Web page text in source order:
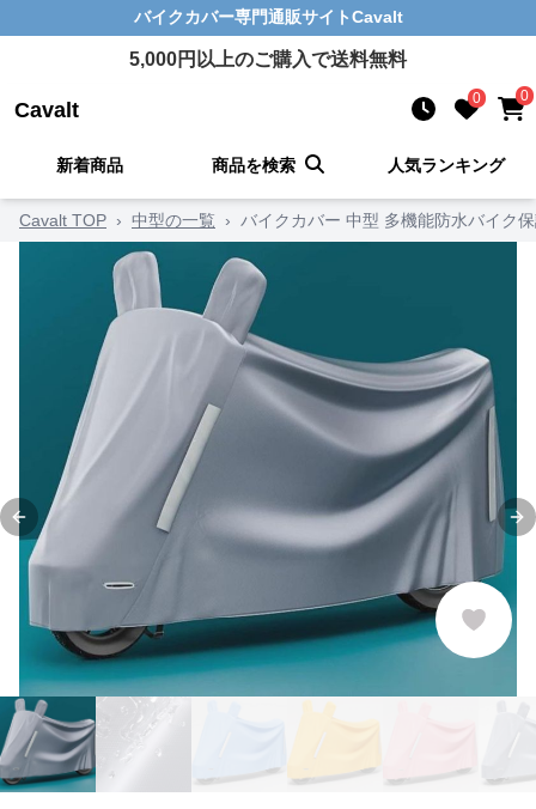
バイクカバー専門通販サイトCavalt
5,000円以上のご購入で送料無料
Cavalt 0 0
新着商品 商品を検索 人気ランキング
Cavalt TOP › 中型の一覧 › バイクカバー 中型 多機能防水バイク
Previous slide